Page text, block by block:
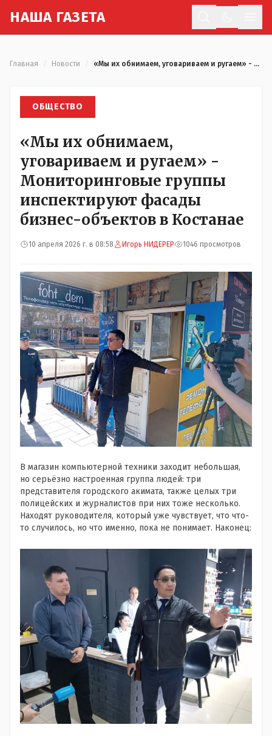
НАША ГАЗЕТА
Главная Новости «Мы их обнимаем, уговариваем и ругаем» - Мониторинговые группы инспектируют фасады бизнес-объектов в Костанае
ОБЩЕСТВО
«Мы их обнимаем,
уговариваем и ругаем» -
Мониторинговые группы
инспектируют фасады
бизнес-объектов в Костанае
10 апреля 2026 г. в 08:58 Игорь НИДЕРЕР 1046 просмотров
В магазин компьютерной техники заходит небольшая,
но серьёзно настроенная группа людей: три
представителя городского акимата, также целых три
полицейских и журналистов при них тоже несколько.
Находят руководителя, который уже чувствует, что что-
то случилось, но что именно, пока не понимает. Наконец: